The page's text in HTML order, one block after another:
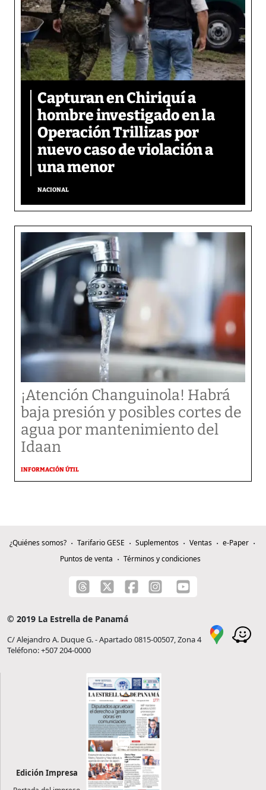
Capturan en Chiriquí a
hombre investigado en la
Operación Trillizas por
nuevo caso de violación a
una menor
NACIONAL
¡Atención Changuinola! Habrá
baja presión y posibles cortes de
agua por mantenimiento del
Idaan
INFORMACIÓN ÚTIL
¿Quiénes somos? Tarifario GESE Suplementos Ventas
e-Paper
Puntos de venta
Términos y condiciones
© 2019 La Estrella de Panamá
C/ Alejandro A. Duque G. - Apartado 0815-00507, Zona 4
Teléfono: +507 204-0000
Edición Impresa